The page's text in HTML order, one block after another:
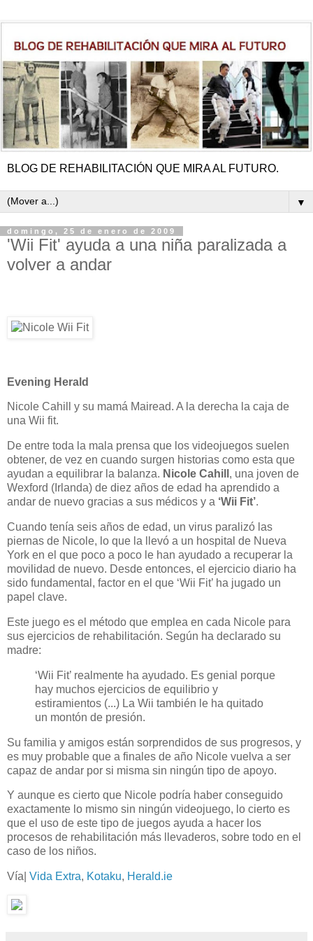
BLOG DE REHABILITACIÓN QUE MIRA AL FUTURO.
▼
domingo, 25 de enero de 2009
'Wii Fit' ayuda a una niña paralizada a
volver a andar
Evening Herald
Nicole Cahill y su mamá Mairead. A la derecha la caja de
una Wii fit.
De entre toda la mala prensa que los videojuegos suelen
obtener, de vez en cuando surgen historias como esta que
ayudan a equilibrar la balanza. Nicole Cahill , una joven de
Wexford (Irlanda) de diez años de edad ha aprendido a
andar de nuevo gracias a sus médicos y a ‘Wii Fit’.
Cuando tenía seis años de edad, un virus paralizó las
piernas de Nicole, lo que la llevó a un hospital de Nueva
York en el que poco a poco le han ayudado a recuperar la
movilidad de nuevo. Desde entonces, el ejercicio diario ha
sido fundamental, factor en el que ‘Wii Fit’ ha jugado un
papel clave.
Este juego es el método que emplea en cada Nicole para
sus ejercicios de rehabilitación. Según ha declarado su
madre:
‘Wii Fit’ realmente ha ayudado. Es genial porque
hay muchos ejercicios de equilibrio y
estiramientos (...) La Wii también le ha quitado
un montón de presión.
Su familia y amigos están sorprendidos de sus progresos, y
es muy probable que a finales de año Nicole vuelva a ser
capaz de andar por si misma sin ningún tipo de apoyo.
Y aunque es cierto que Nicole podría haber conseguido
exactamente lo mismo sin ningún videojuego, lo cierto es
que el uso de este tipo de juegos ayuda a hacer los
procesos de rehabilitación más llevaderos, sobre todo en el
caso de los niños.
Vía| Vida Extra, Kotaku, Herald.ie